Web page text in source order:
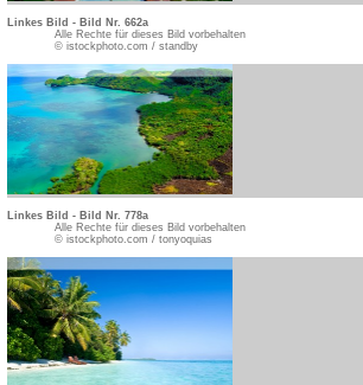
Linkes Bild - Bild Nr. 662a
Alle Rechte für dieses Bild vorbehalten
© istockphoto.com / standby
Linkes Bild - Bild Nr. 778a
Alle Rechte für dieses Bild vorbehalten
© istockphoto.com / tonyoquias